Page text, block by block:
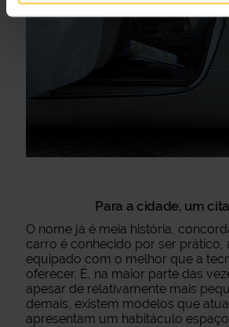
Para a cidade, um
O nome já é meia história,
carro é conhecido por ser prático,
equipado com o melhor que a
oferecer. É, na maior parte das
apesar de relativamente mais
demais, existem modelos que
apresentam um habitáculo